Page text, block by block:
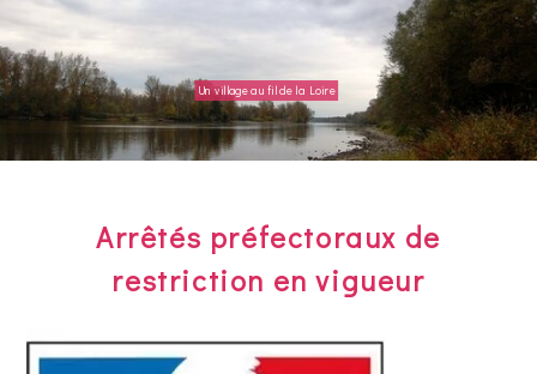
Un village au fil de la Loire
Arrêtés préfectoraux de
restriction en vigueur